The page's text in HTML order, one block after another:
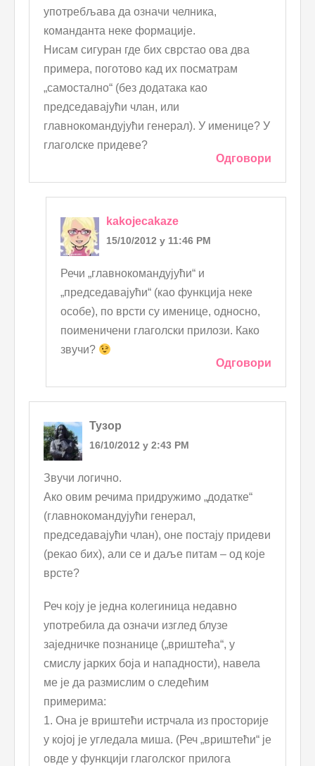
употребљава да означи челника,
команданта неке формације.
Нисам сигуран где бих сврстао ова два
примера, поготово кад их посматрам
„самостално“ (без додатака као
председавајући члан, или
главнокомандујући генерал). У именице? У
глаголске придеве?
Одговори
kakojecakaze
15/10/2012 у 11:46 PM
Речи „главнокомандујући“ и
„председавајући“ (као функција неке
особе), по врсти су именице, односно,
поименичени глаголски прилози. Како
звучи?
Одговори
Тузор
16/10/2012 у 2:43 PM
Звучи логично.
Ако овим речима придружимо „додатке“
(главнокомандујући генерал,
председавајући члан), оне постају придеви
(рекао бих), али се и даље питам – од које
врсте?
Реч коју је једна колегиница недавно
употребила да означи изглед блузе
заједничке познанице („вриштећа“, у
смислу јарких боја и нападности), навела
ме је да размислим о следећим
примерима:
1. Она је вриштећи истрчала из просторије
у којој је угледала миша. (Реч „вриштећи“ је
овде у функцији глаголског прилога